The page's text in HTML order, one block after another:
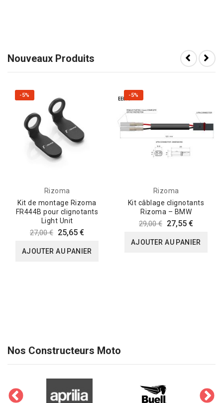
Nouveaux Produits
-5%
Rizoma
Kit de montage Rizoma
FR444B pour clignotants
Light Unit
27,00 € 25,65 €
AJOUTER AU PANIER
-5%
Rizoma
Kit câblage clignotants
Rizoma – BMW
29,00 € 27,55 €
AJOUTER AU PANIER
Nos Constructeurs Moto